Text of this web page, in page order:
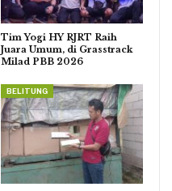
Tim Yogi HY RJRT Raih
Juara Umum, di Grasstrack
Milad PBB 2026
BELITUNG